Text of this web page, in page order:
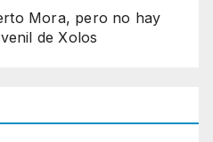
Mora, pero no hay
de Xolos